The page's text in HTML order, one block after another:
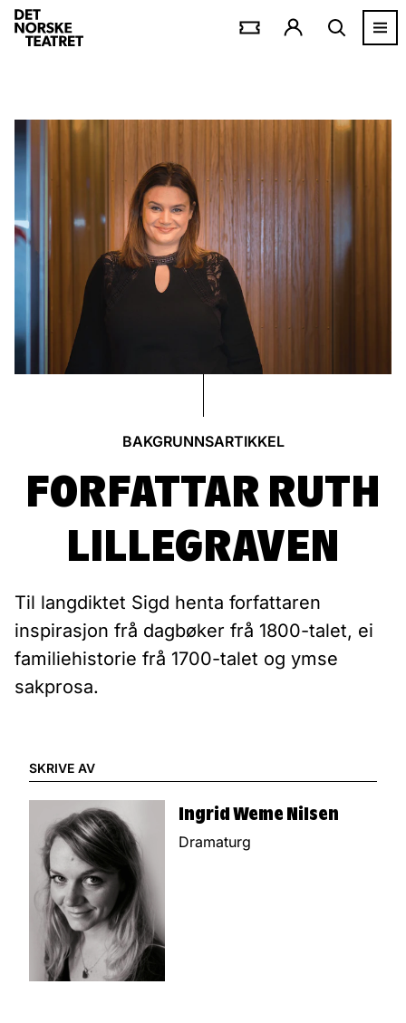
BAKGRUNNSARTIKKEL
FORFATTAR RUTH
LILLEGRAVEN
Til langdiktet Sigd henta forfattaren
inspirasjon frå dagbøker frå 1800-talet, ei
familiehistorie frå 1700-talet og ymse
sakprosa.
SKRIVE AV
Ingrid Weme Nilsen
Dramaturg